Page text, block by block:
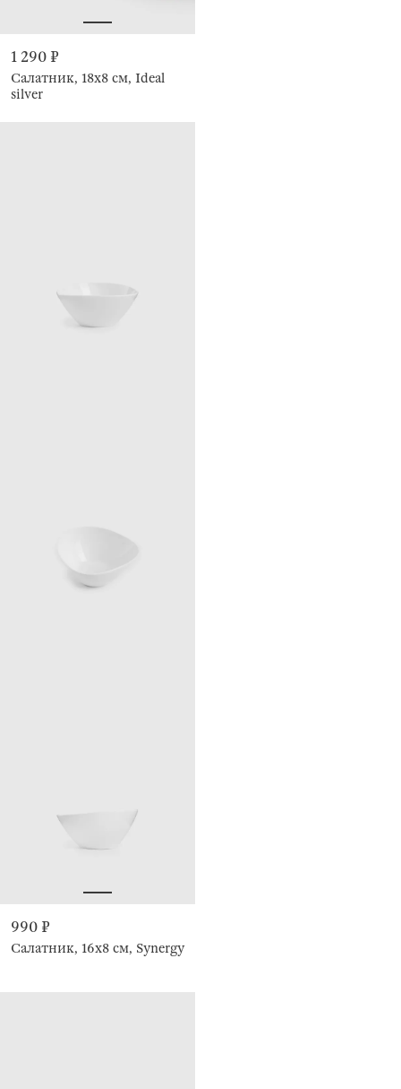
1 290 ₽
Салатник, 18х8 см, Ideal
silver
990 ₽
Салатник, 16х8 см, Synergy